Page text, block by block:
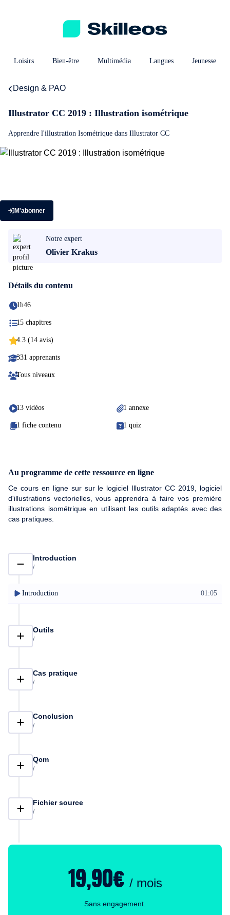
Loisirs Bien-être Multimédia Langues Jeunesse
Design & PAO
Illustrator CC 2019 : Illustration isométrique
Apprendre l'illustration Isométrique dans Illustrator CC
M'abonner
Notre expert
Olivier Krakus
Détails du contenu
1h46
15 chapitres
4.3 (14 avis)
331 apprenants
Tous niveaux
13 vidéos 1 annexe
1 fiche contenu 1 quiz
Au programme de cette ressource en ligne
Ce cours en ligne sur sur le logiciel Illustrator CC 2019, logiciel
d'illustrations vectorielles, vous apprendra à faire vos première
illustrations isométrique en utilisant les outils adaptés avec des
cas pratiques.
Introduction
/
Introduction 01:05
Outils
/
Cas pratique
/
Conclusion
/
Qcm
/
Fichier source
/
19,90€ / mois
Sans engagement.